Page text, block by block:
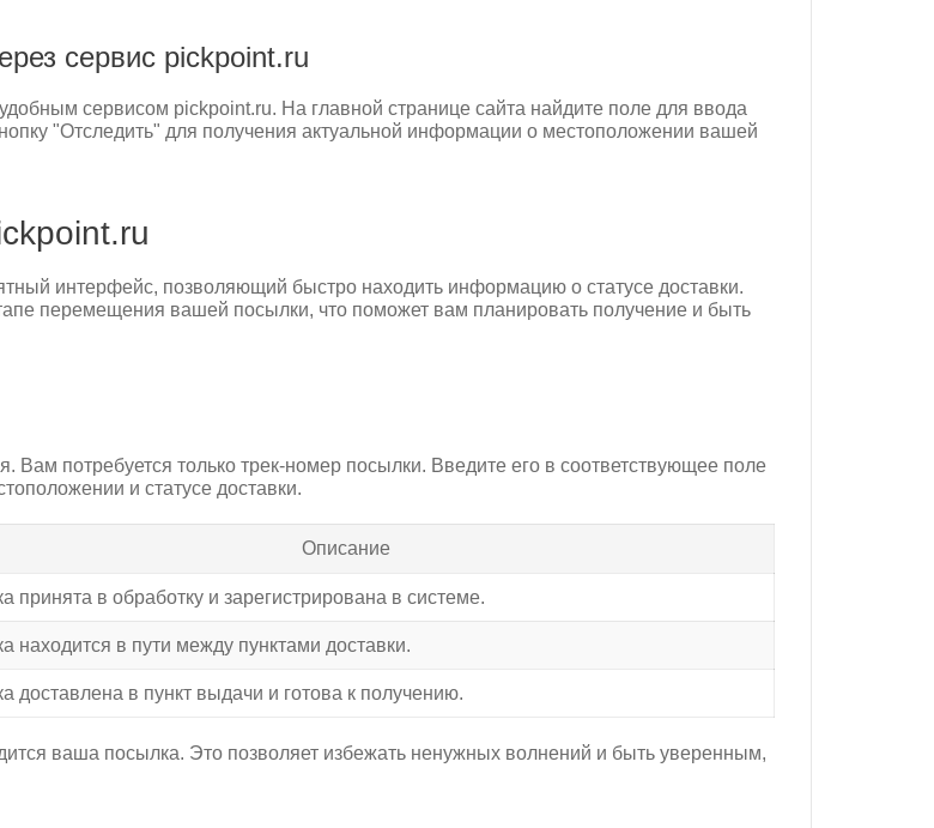
сервис pickpoint.ru
сервисом pickpoint.ru. На главной странице сайта найдите поле для ввода
"Отследить" для получения актуальной информации о местоположении вашей
интерфейс, позволяющий быстро находить информацию о статусе доставки.
перемещения вашей посылки, что поможет вам планировать получение и быть
Вам потребуется только трек-номер посылки. Введите его в соответствующее поле
и статусе доставки.
Описание
принята в обработку и зарегистрирована в системе.
находится в пути между пунктами доставки.
доставлена в пункт выдачи и готова к получению.
ваша посылка. Это позволяет избежать ненужных волнений и быть уверенным,